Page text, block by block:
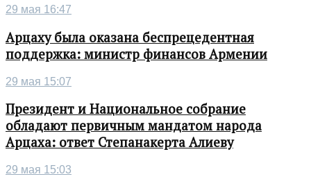
29 мая 16:47
Арцаху была оказана беспрецедентная
поддержка: министр финансов Армении
29 мая 15:07
Президент и Национальное собрание
обладают первичным мандатом народа
Арцаха: ответ Степанакерта Алиеву
29 мая 15:03